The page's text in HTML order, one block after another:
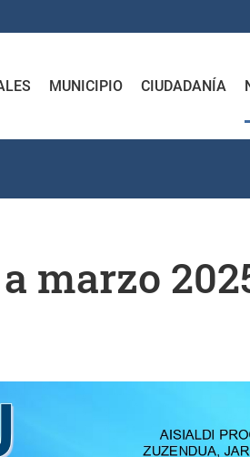
MUNICIPIO CIUDADANÍA
marzo